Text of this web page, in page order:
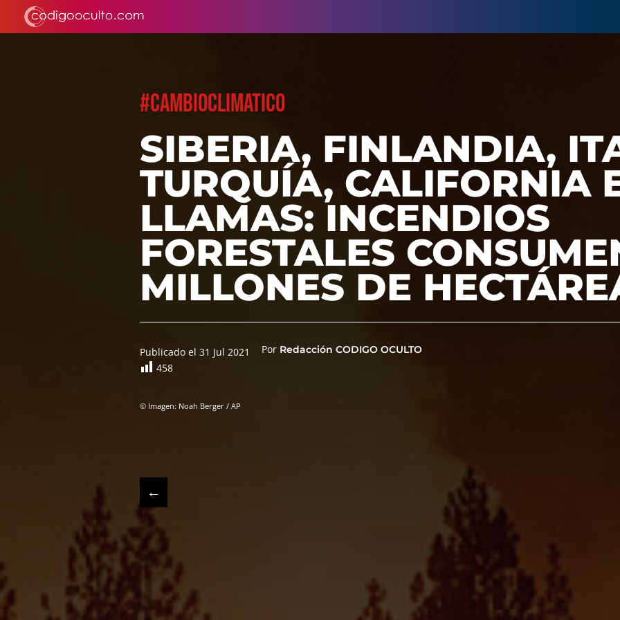
#CAMBIOCLIMATICO
SIBERIA, FINLANDIA,
TURQUÍA, CALIFORNIA
LLAMAS: INCENDIOS
FORESTALES
MILLONES DE
Publicado el 31 Jul 2021 Por Redacción CODIGO OCULTO
458
© Imagen: Noah Berger / AP
←